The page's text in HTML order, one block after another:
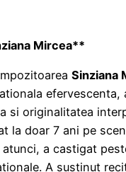
Mircea**
Sinziana
efervescenta,
si originalitatea
la doar 7 ani pe
atunci, a castigat
A sustinut